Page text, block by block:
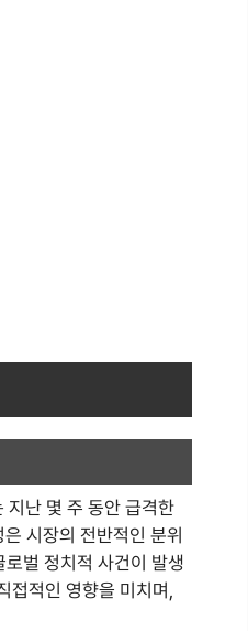
난 몇 주 동안 급격한
시장의 전반적인 분위
벌 정치적 사건이 발생
접적인 영향을 미치며,